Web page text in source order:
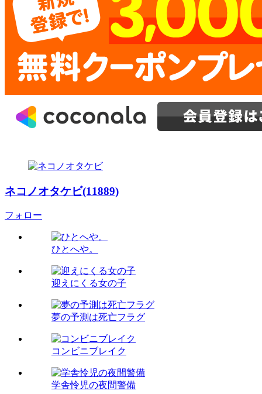
ネコノオタケビ(11889)
フォロー
ひとへや。
迎えにくる女の子
夢の予測は死亡フラグ
コンビニブレイク
学舎怜児の夜間警備